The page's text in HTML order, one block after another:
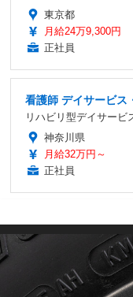
東京都
月給24万9,300円
正社員
看護師 デイサービス
リハビリ型デイサービ
神奈川県
月給32万円～
正社員